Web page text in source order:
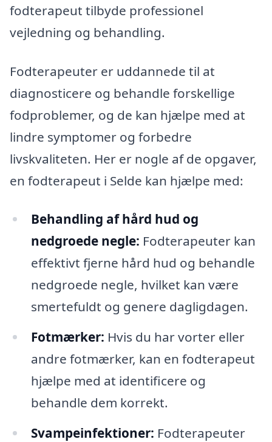
fodterapeut tilbyde professionel
vejledning og behandling.
Fodterapeuter er uddannede til at
diagnosticere og behandle forskellige
fodproblemer, og de kan hjælpe med at
lindre symptomer og forbedre
livskvaliteten. Her er nogle af de opgaver,
en fodterapeut i Selde kan hjælpe med:
Behandling af hård hud og
nedgroede negle: Fodterapeuter kan
effektivt fjerne hård hud og behandle
nedgroede negle, hvilket kan være
smertefuldt og genere dagligdagen.
Fotmærker: Hvis du har vorter eller
andre fotmærker, kan en fodterapeut
hjælpe med at identificere og
behandle dem korrekt.
Svampeinfektioner: Fodterapeuter